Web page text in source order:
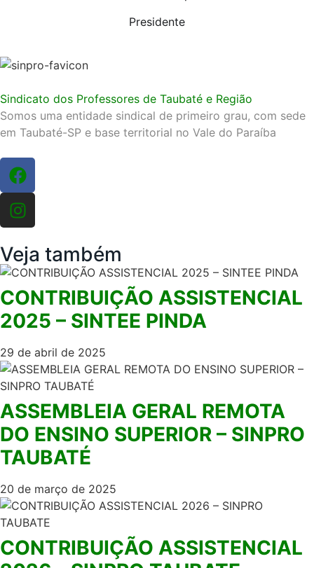
Presidente
Sindicato dos Professores de Taubaté e Região
Somos uma entidade sindical de primeiro grau, com sede
em Taubaté-SP e base territorial no Vale do Paraíba
Veja também
CONTRIBUIÇÃO ASSISTENCIAL
2025 – SINTEE PINDA
29 de abril de 2025
ASSEMBLEIA GERAL REMOTA
DO ENSINO SUPERIOR – SINPRO
TAUBATÉ
20 de março de 2025
CONTRIBUIÇÃO ASSISTENCIAL